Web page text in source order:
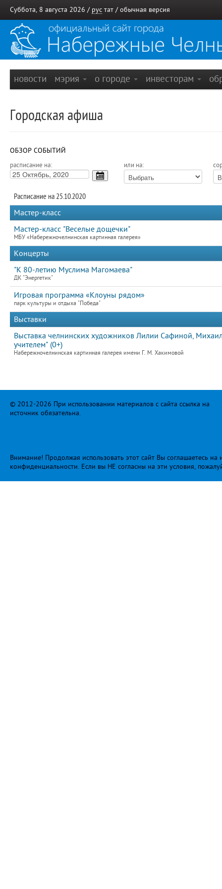
Суббота, 8 августа 2026 / рус тат / обычная версия
новости мэрия о городе инвесторам
Городская афиша
ОБЗОР СОБЫТИЙ
расписание на: или на:
Расписание на 25.10.2020
Мастер-класс
Мастер-класс "Веселые дощечки"
МБУ «Набережночелнинская картинная галерея»
Концерты
"К 80-летию Муслима Магомаева"
ДК "Энергетик"
Игровая программа «Клоуны рядом»
парк культуры и отдыха "Победа"
Выставки
Выставка челнинских художников Лилии Сафиной,
учителем" (0+)
Набережночелнинская картинная галерея имени Г. М. Хакимовой
© 2012-2026 При использовании материалов с сайта ссылка на
источник обязательна.
Внимание! Продолжая использовать этот сайт Вы соглашаетесь
конфиденциальности. Если вы НЕ согласны на эти условия,